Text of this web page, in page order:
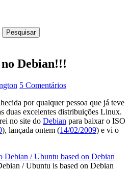
Debian!!!
5 Comentários
por qualquer pessoa que já teve
duas excelentes distribuições Linux.
no site do Debian para baixar o ISO
), lançada ontem (14/02/2009) e vi o
/ Ubuntu is based on Debian